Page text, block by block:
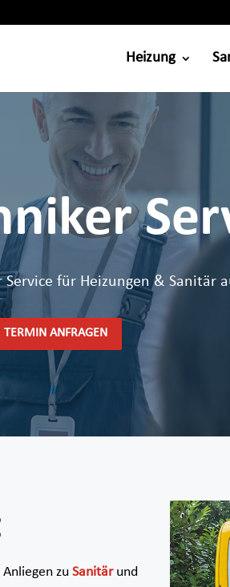
Heizung
für Heizungen & Sanitär
TERMIN ANFRAGEN
Anliegen zuSanitärund